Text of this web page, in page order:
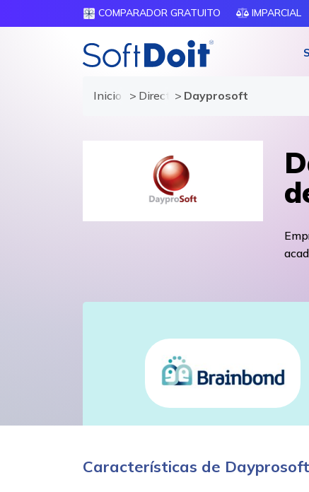
COMPARADOR GRATUITO IMPARCIAL
Inicio Directorio de proveedores
Dayprosoft
Características de Dayprosoft